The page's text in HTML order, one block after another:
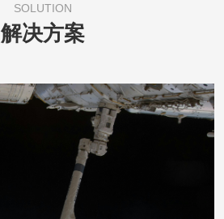
SOLUTION
解决方案